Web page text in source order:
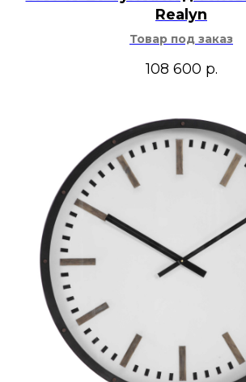
Realyn
Товар под заказ
108 600 р.